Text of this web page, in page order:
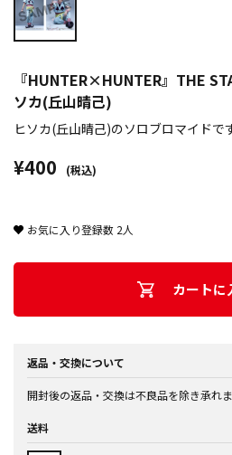
『HUNTER×HUNTER』THE
ソカ(丘山晴己)
ヒソカ(丘山晴己)のソロブロマイドです
¥400 (税込)
お気に入り登録数 2人
カートに
返品・交換について
開封後の返品・交換は不良品を除き承れま
送料